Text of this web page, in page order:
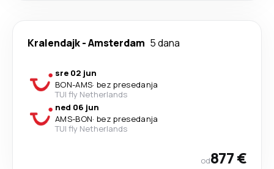
Kralendajk-Amsterdam 5 dana
sre 02 jun
BON-AMS· bez presedanja
TUI fly Netherlands
ned 06 jun
AMS-BON· bez presedanja
TUI fly Netherlands
od877 €